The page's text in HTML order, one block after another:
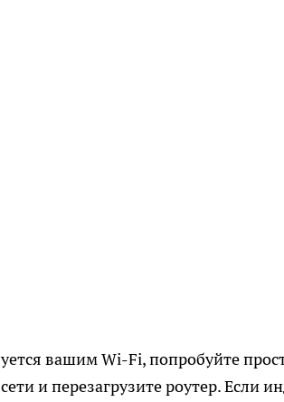
вашим Wi-Fi, попробуйте
и перезагрузите роутер. Если